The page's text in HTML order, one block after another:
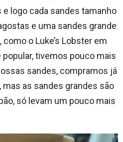
e logo cada sandes tamanho
e uma sandes grande
o Luke’s Lobster em
tivemos pouco mais
sandes, compramos já
mas as sandes grandes são
só levam um pouco mais